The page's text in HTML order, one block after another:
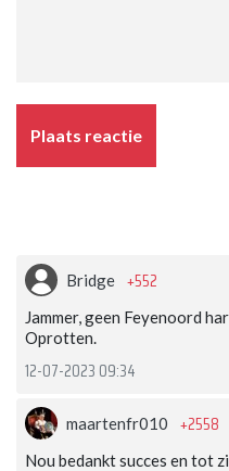
Plaats reactie
Bridge +552
Jammer, geen Feyenoord
Oprotten.
12-07-2023 09:34
maartenfr010 +2558
Nou bedankt succes en tot